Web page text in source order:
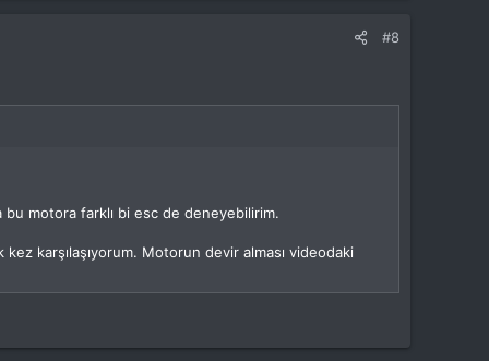
#8
bu motora farklı bi esc de deneyebilirim.
karşılaşıyorum. Motorun devir alması videodaki